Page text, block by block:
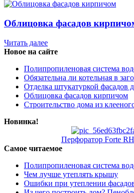
Облицовка фасадов
Читать далее
Новое на сайте
Полипропиленовая система
Обязательна ли котельная в
Отделка штукатуркой фасадов
Облицовка фасадов кирпичом
Строительство дома из
Новинка!
Перфоратор Forte
Самое читаемое
Полипропиленовая система
Чем лучше утеплять крышу
Ошибки при утеплении